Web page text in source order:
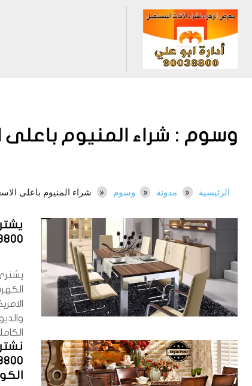
وسوم : شراء المنيوم باعلى
الرئيسية مدونة وسوم شراء المنيوم باعلى